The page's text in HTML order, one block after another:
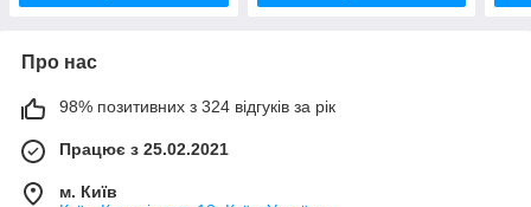
Про нас
98% позитивних з 324 відгуків за рік
Працює з 25.02.2021
м. Київ